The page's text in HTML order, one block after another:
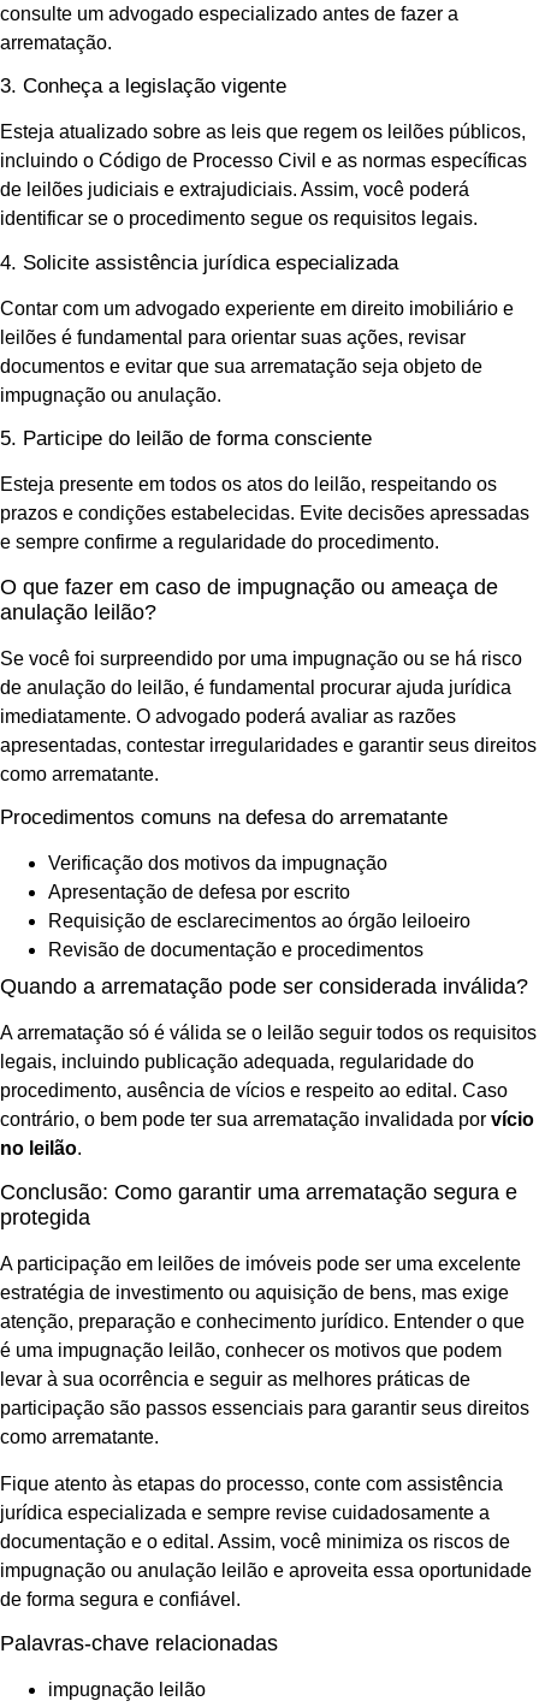
consulte um advogado especializado antes de fazer a
arrematação.
3. Conheça a legislação vigente
Esteja atualizado sobre as leis que regem os leilões públicos,
incluindo o Código de Processo Civil e as normas específicas
de leilões judiciais e extrajudiciais. Assim, você poderá
identificar se o procedimento segue os requisitos legais.
4. Solicite assistência jurídica especializada
Contar com um advogado experiente em direito imobiliário e
leilões é fundamental para orientar suas ações, revisar
documentos e evitar que sua arrematação seja objeto de
impugnação ou anulação.
5. Participe do leilão de forma consciente
Esteja presente em todos os atos do leilão, respeitando os
prazos e condições estabelecidas. Evite decisões apressadas
e sempre confirme a regularidade do procedimento.
O que fazer em caso de impugnação ou ameaça de
anulação leilão?
Se você foi surpreendido por uma impugnação ou se há risco
de anulação do leilão, é fundamental procurar ajuda jurídica
imediatamente. O advogado poderá avaliar as razões
apresentadas, contestar irregularidades e garantir seus direitos
como arrematante.
Procedimentos comuns na defesa do arrematante
Verificação dos motivos da impugnação
Apresentação de defesa por escrito
Requisição de esclarecimentos ao órgão leiloeiro
Revisão de documentação e procedimentos
Quando a arrematação pode ser considerada inválida?
A arrematação só é válida se o leilão seguir todos os requisitos
legais, incluindo publicação adequada, regularidade do
procedimento, ausência de vícios e respeito ao edital. Caso
contrário, o bem pode ter sua arrematação invalidada por vício
no leilão.
Conclusão: Como garantir uma arrematação segura e
protegida
A participação em leilões de imóveis pode ser uma excelente
estratégia de investimento ou aquisição de bens, mas exige
atenção, preparação e conhecimento jurídico. Entender o que
é uma impugnação leilão, conhecer os motivos que podem
levar à sua ocorrência e seguir as melhores práticas de
participação são passos essenciais para garantir seus direitos
como arrematante.
Fique atento às etapas do processo, conte com assistência
jurídica especializada e sempre revise cuidadosamente a
documentação e o edital. Assim, você minimiza os riscos de
impugnação ou anulação leilão e aproveita essa oportunidade
de forma segura e confiável.
Palavras-chave relacionadas
impugnação leilão